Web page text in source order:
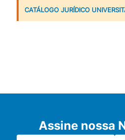
CATÁLOGO JURÍDICO
Assine nossa